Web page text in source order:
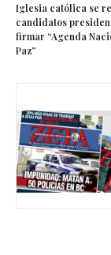
Iglesia católica se
candidatos
firmar “Agenda
Paz”